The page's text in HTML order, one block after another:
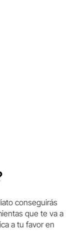
conseguirás
que te va a
a tu favor en